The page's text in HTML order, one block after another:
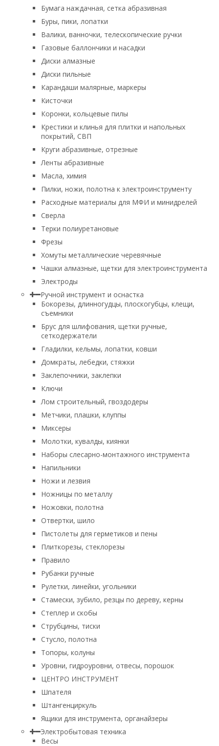
Бумага наждачная, сетка абразивная
Буры, пики, лопатки
Валики, ванночки, телескопические ручки
Газовые баллончики и насадки
Диски алмазные
Диски пильные
Карандаши малярные, маркеры
Кисточки
Коронки, кольцевые пилы
Крестики и клинья для плитки и напольных
покрытий, СВП
Круги абразивные, отрезные
Ленты абразивные
Масла, химия
Пилки, ножи, полотна к электроинструменту
Расходные материалы для МФИ и минидрелей
Сверла
Терки полиуретановые
Фрезы
Хомуты металлические черевячные
Чашки алмазные, щетки для электроинструмента
Электроды
Ручной инструмент и оснастка
Бокорезы, длинногудцы, плоскогубцы, клещи,
съемники
Брус для шлифования, щетки ручные,
сеткодержатели
Гладилки, кельмы, лопатки, ковши
Домкраты, лебедки, стяжки
Заклепочники, заклепки
Ключи
Лом строительный, гвоздодеры
Метчики, плашки, клуппы
Миксеры
Молотки, кувалды, киянки
Наборы слесарно-монтажного инструмента
Напильники
Ножи и лезвия
Ножницы по металлу
Ножовки, полотна
Отвертки, шило
Пистолеты для герметиков и пены
Плиткорезы, стеклорезы
Правило
Рубанки ручные
Рулетки, линейки, угольники
Стамески, зубило, резцы по дереву, керны
Степлер и скобы
Струбцины, тиски
Стусло, полотна
Топоры, колуны
Уровни, гидроуровни, отвесы, порошок
ЦЕНТРО ИНСТРУМЕНТ
Шпателя
Штангенциркуль
Ящики для инструмента, органайзеры
Электробытовая техника
Весы